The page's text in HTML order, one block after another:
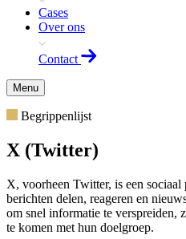
Cases
Over ons
Contact
Menu
Begrippenlijst
X (Twitter)
X, voorheen Twitter, is een
berichten delen, reageren en
om snel informatie te verspreiden,
te komen met hun doelgroep.